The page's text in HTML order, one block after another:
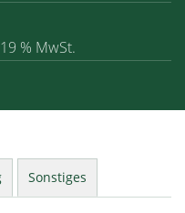
% MwSt.
Sonstiges